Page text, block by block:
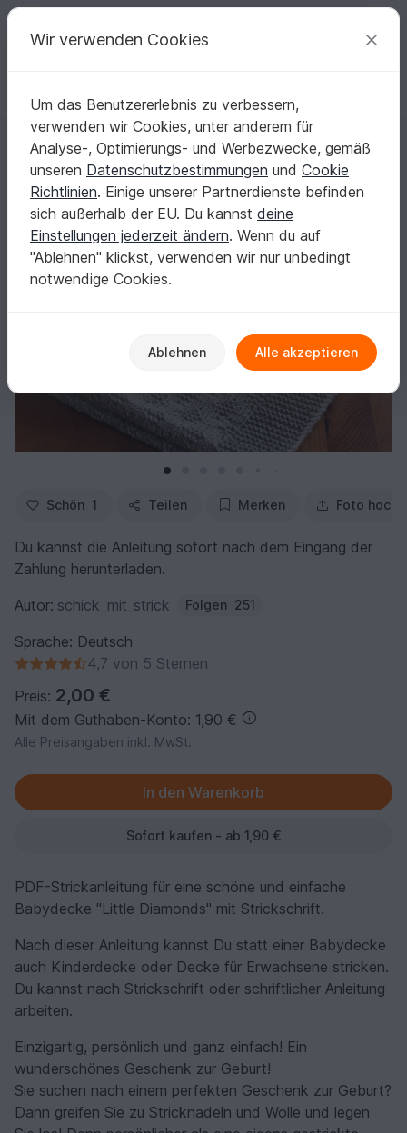
Deine kreativen Ideen
Deutsch | € (EUR) einloggen Kostenlos registrieren
Startseite Häkeln Babys Babydecken & Säcke
"Little Diamonds" Babydecke stricken PDF-Anleitung
"Little Diamonds" Babydecke stricken PDF-
Anleitung
Schön 1 Teilen Merken Foto
Du kannst die Anleitung sofort nach dem Eingang der
Zahlung herunterladen.
Autor: schick_mit_strick Folgen 251
Sprache: Deutsch
4,7 von 5 Sternen
Preis: 2,00 €
Mit dem Guthaben-Konto: 1,90 €
Alle Preisangaben inkl. MwSt.
Sofort kaufen - ab 1,90 €
PDF-Strickanleitung für eine schöne und einfache
Babydecke "Little Diamonds" mit Strickschrift.
Nach dieser Anleitung kannst Du statt einer Babydecke
auch Kinderdecke oder Decke für Erwachsene stricken.
Du kannst nach Strickschrift oder schriftlicher Anleitung
arbeiten.
Einzigartig, persönlich und ganz einfach! Ein
wunderschönes Geschenk zur Geburt!
Sie suchen nach einem perfekten Geschenk zur Geburt?
Dann greifen Sie zu Stricknadeln und Wolle und legen
Wir verwenden Cookies
Um das Benutzererlebnis zu verbessern,
verwenden wir Cookies, unter anderem für
Analyse-, Optimierungs- und Werbezwecke, gemäß
unseren Datenschutzbestimmungen und Cookie
Richtlinien. Einige unserer Partnerdienste befinden
sich außerhalb der EU. Du kannst deine
Einstellungen jederzeit ändern. Wenn du auf
"Ablehnen" klickst, verwenden wir nur unbedingt
notwendige Cookies.
Ablehnen Alle akzeptieren